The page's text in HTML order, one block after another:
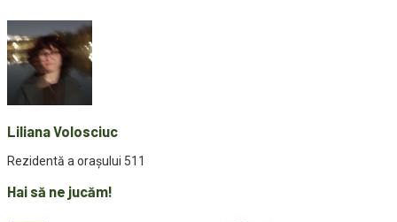
Liliana Volosciuc
Rezidentă a orașului 511
Hai să ne jucăm!